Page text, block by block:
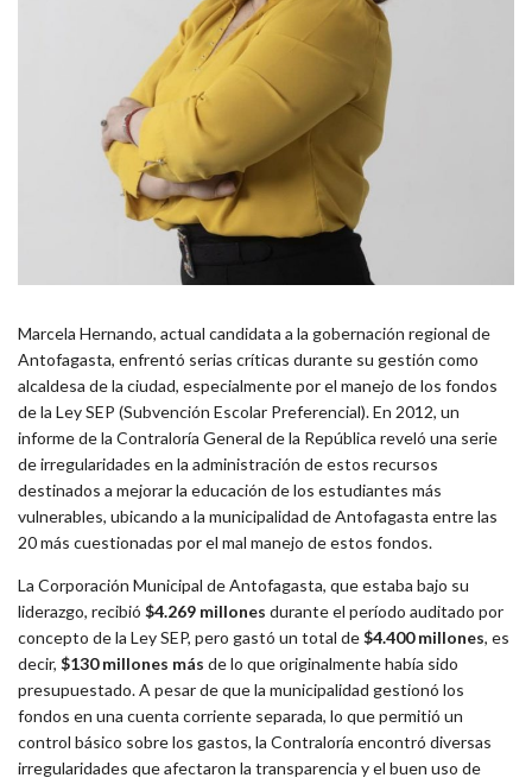
Marcela Hernando, actual candidata a la gobernación regional de
Antofagasta, enfrentó serias críticas durante su gestión como
alcaldesa de la ciudad, especialmente por el manejo de los fondos
de la Ley SEP (Subvención Escolar Preferencial). En 2012, un
informe de la Contraloría General de la República reveló una serie
de irregularidades en la administración de estos recursos
destinados a mejorar la educación de los estudiantes más
vulnerables, ubicando a la municipalidad de Antofagasta entre las
20 más cuestionadas por el mal manejo de estos fondos.
La Corporación Municipal de Antofagasta, que estaba bajo su
liderazgo, recibió $4.269 millones durante el período auditado por
concepto de la Ley SEP, pero gastó un total de$4.400 millones, es
decir, $130 millones más de lo que originalmente había sido
presupuestado. A pesar de que la municipalidad gestionó los
fondos en una cuenta corriente separada, lo que permitió un
control básico sobre los gastos, la Contraloría encontró diversas
irregularidades que afectaron la transparencia y el buen uso de